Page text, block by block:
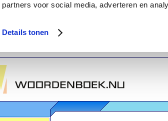
partners voor social media, adverteren en
Details tonen